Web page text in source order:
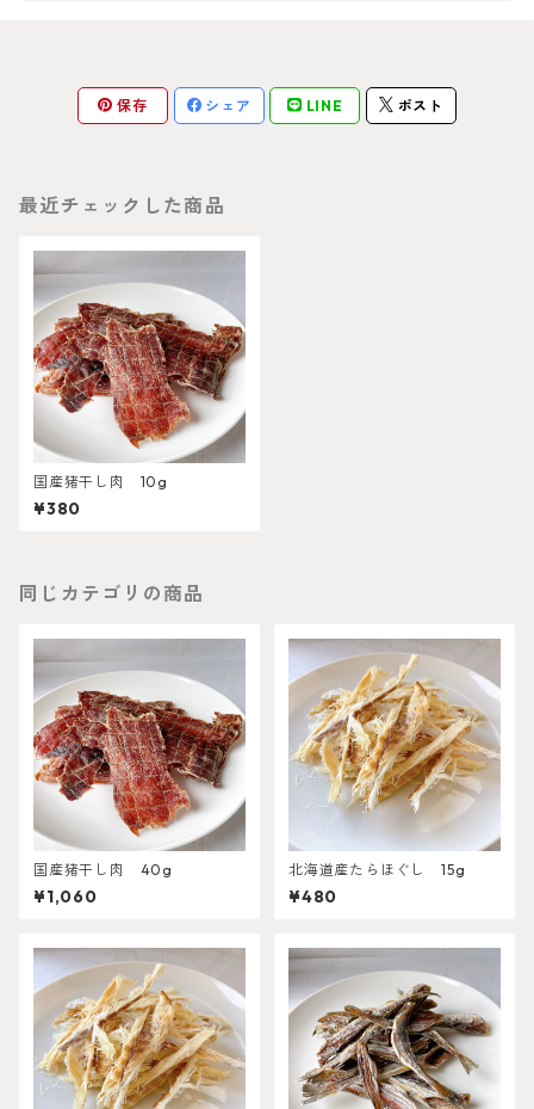
保存 シェア LINE ポスト
最近チェックした商品
国産猪干し肉 10g
¥380
同じカテゴリの商品
国産猪干し肉 40g
¥1,060
北海道産たらほぐし 15g
¥480